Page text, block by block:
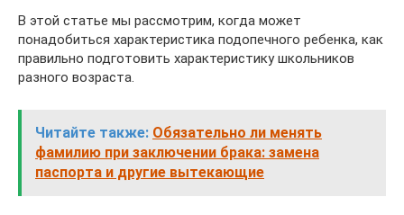
В этой статье мы рассмотрим, когда может
понадобиться характеристика подопечного ребенка, как
правильно подготовить характеристику школьников
разного возраста.
Читайте также: Обязательно ли менять
фамилию при заключении брака: замена
паспорта и другие вытекающие